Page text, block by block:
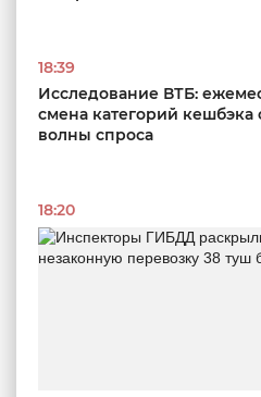
18:39
Исследование ВТБ:
смена категорий кешбэка
волны спроса
18:20